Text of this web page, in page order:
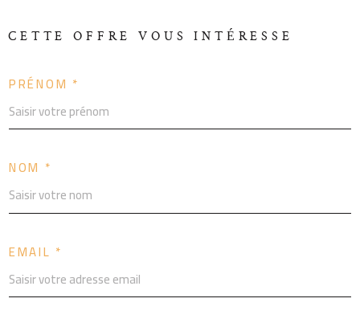
CETTE OFFRE VOUS INTÉRESSE
PRÉNOM *
NOM *
EMAIL *